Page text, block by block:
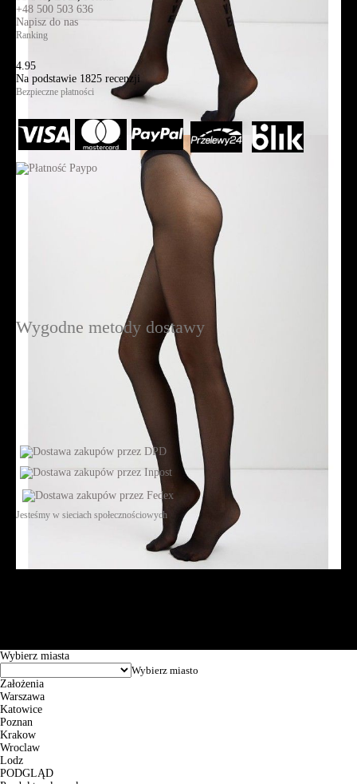
+48 500 503 636
Napisz do nas
Ranking
4.95
Na podstawie 1825 recenzji
Bezpieczne płatności
Wygodne metody dostawy
Jesteśmy w sieciach społecznościowych
Wybierz miasta
Założenia
Warszawa
Katowice
Poznan
Krakow
Wroclaw
Lodz
PODGLĄD